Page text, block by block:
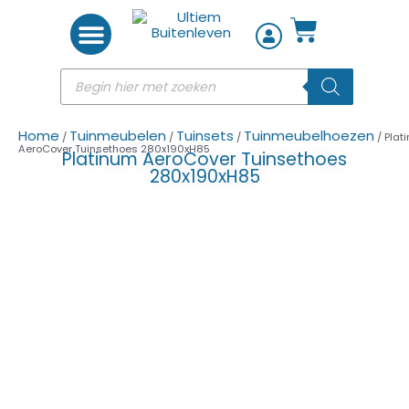
Home / Tuinmeubelen / Tuinsets / Tuinmeubelhoezen /
AeroCover Tuinsethoes 280x190xH85
Platinum AeroCover Tuinsethoes
280x190xH85